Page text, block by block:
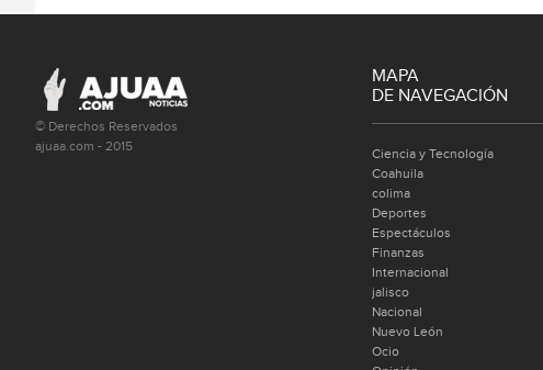
© Derechos Reservados
ajuaa.com - 2015
MAPA
DE NAVEGACIÓN
Ciencia y Tecnología
Coahuila
colima
Deportes
Espectáculos
Finanzas
Internacional
jalisco
Nacional
Nuevo León
Ocio